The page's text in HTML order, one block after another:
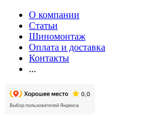
О компании
Статьи
Шиномонтаж
Оплата и доставка
Контакты
...